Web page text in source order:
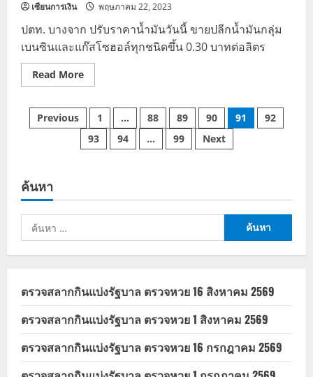
เซียนการเงิน พฤษภาคม 22, 2023
ปตท. บางจาก ปรับราคาน้ำมันวันนี้ ขายปลีกน้ำมันกลุ่ม
เบนซินและแก๊สโซฮอล์ทุกชนิดขึ้น 0.30 บาทต่อลิตร
Read MoreRead
more
น้ำมัน
22/5/66
แก๊ส
โซ
ฮอล์-
30
Posts
pagination
Previous 1 … 88 89 90 91
92
93
94 … 99 Next
ค้นหา
ค้นหา
สำหรับ:
ตรวจสลากกินแบ่งรัฐบาล ตรวจหวย 16 สิงหาคม 2569
ตรวจสลากกินแบ่งรัฐบาล ตรวจหวย 1 สิงหาคม 2569
ตรวจสลากกินแบ่งรัฐบาล ตรวจหวย 16 กรกฎาคม 2569